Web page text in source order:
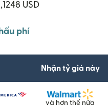
USD
phí
Nhận tỷ giá này
và hơn thế nữa